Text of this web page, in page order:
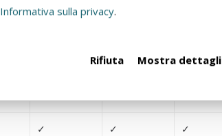
Informativa sulla privacy.
Rifiuta Mostra dettagli
2
✓ ✓ ✓